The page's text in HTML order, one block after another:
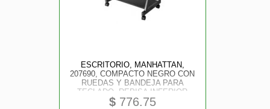
ESCRITORIO, MANHATTAN,
207690, COMPACTO NEGRO CON
RUEDAS Y BANDEJA PARA
TECLADO, REPISA INFERIOR
PARA CPU
$ 776.75